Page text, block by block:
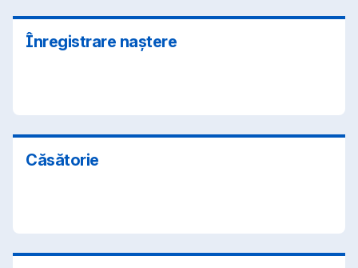
Înregistrare naștere
Căsătorie